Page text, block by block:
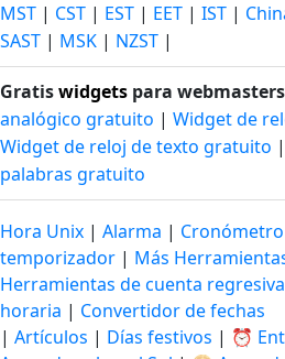
MST | CST | EST | EET | IST |
SAST | MSK | NZST |
Gratiswidgets para
analógico gratuito | Widget de
Widget de reloj de texto gratuito |
palabras gratuito
Hora Unix | Alarma | Cronómetro
temporizador | Más
Herramientas de cuenta regresiva
horaria | Convertidor de fechas
| Artículos | Días festivos | ⏰